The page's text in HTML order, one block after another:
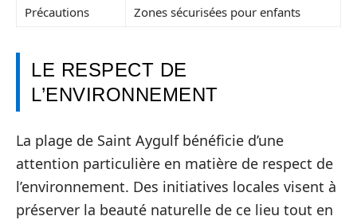
Précautions
Zones sécurisées pour enfants
LE RESPECT DE
L’ENVIRONNEMENT
La plage de Saint Aygulf bénéficie d’une
attention particulière en matière de respect de
l’environnement. Des initiatives locales visent à
préserver la beauté naturelle de ce lieu tout en